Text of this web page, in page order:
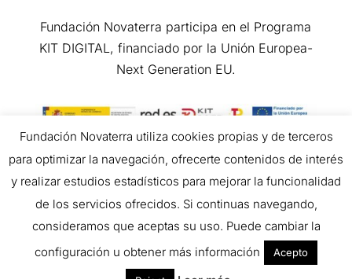
Fundación Novaterra participa en el Programa
KIT DIGITAL, financiado por la Unión Europea-
Next Generation EU.
Copyright © 2026 All Rights Reserved.
Fundación Novaterra utiliza cookies propias y de terceros
para optimizar la navegación, ofrecerte contenidos de interés
y realizar estudios estadísticos para mejorar la funcionalidad
de los servicios ofrecidos. Si continuas navegando,
consideramos que aceptas su uso. Puede cambiar la
configuración u obtener más información
Acepto